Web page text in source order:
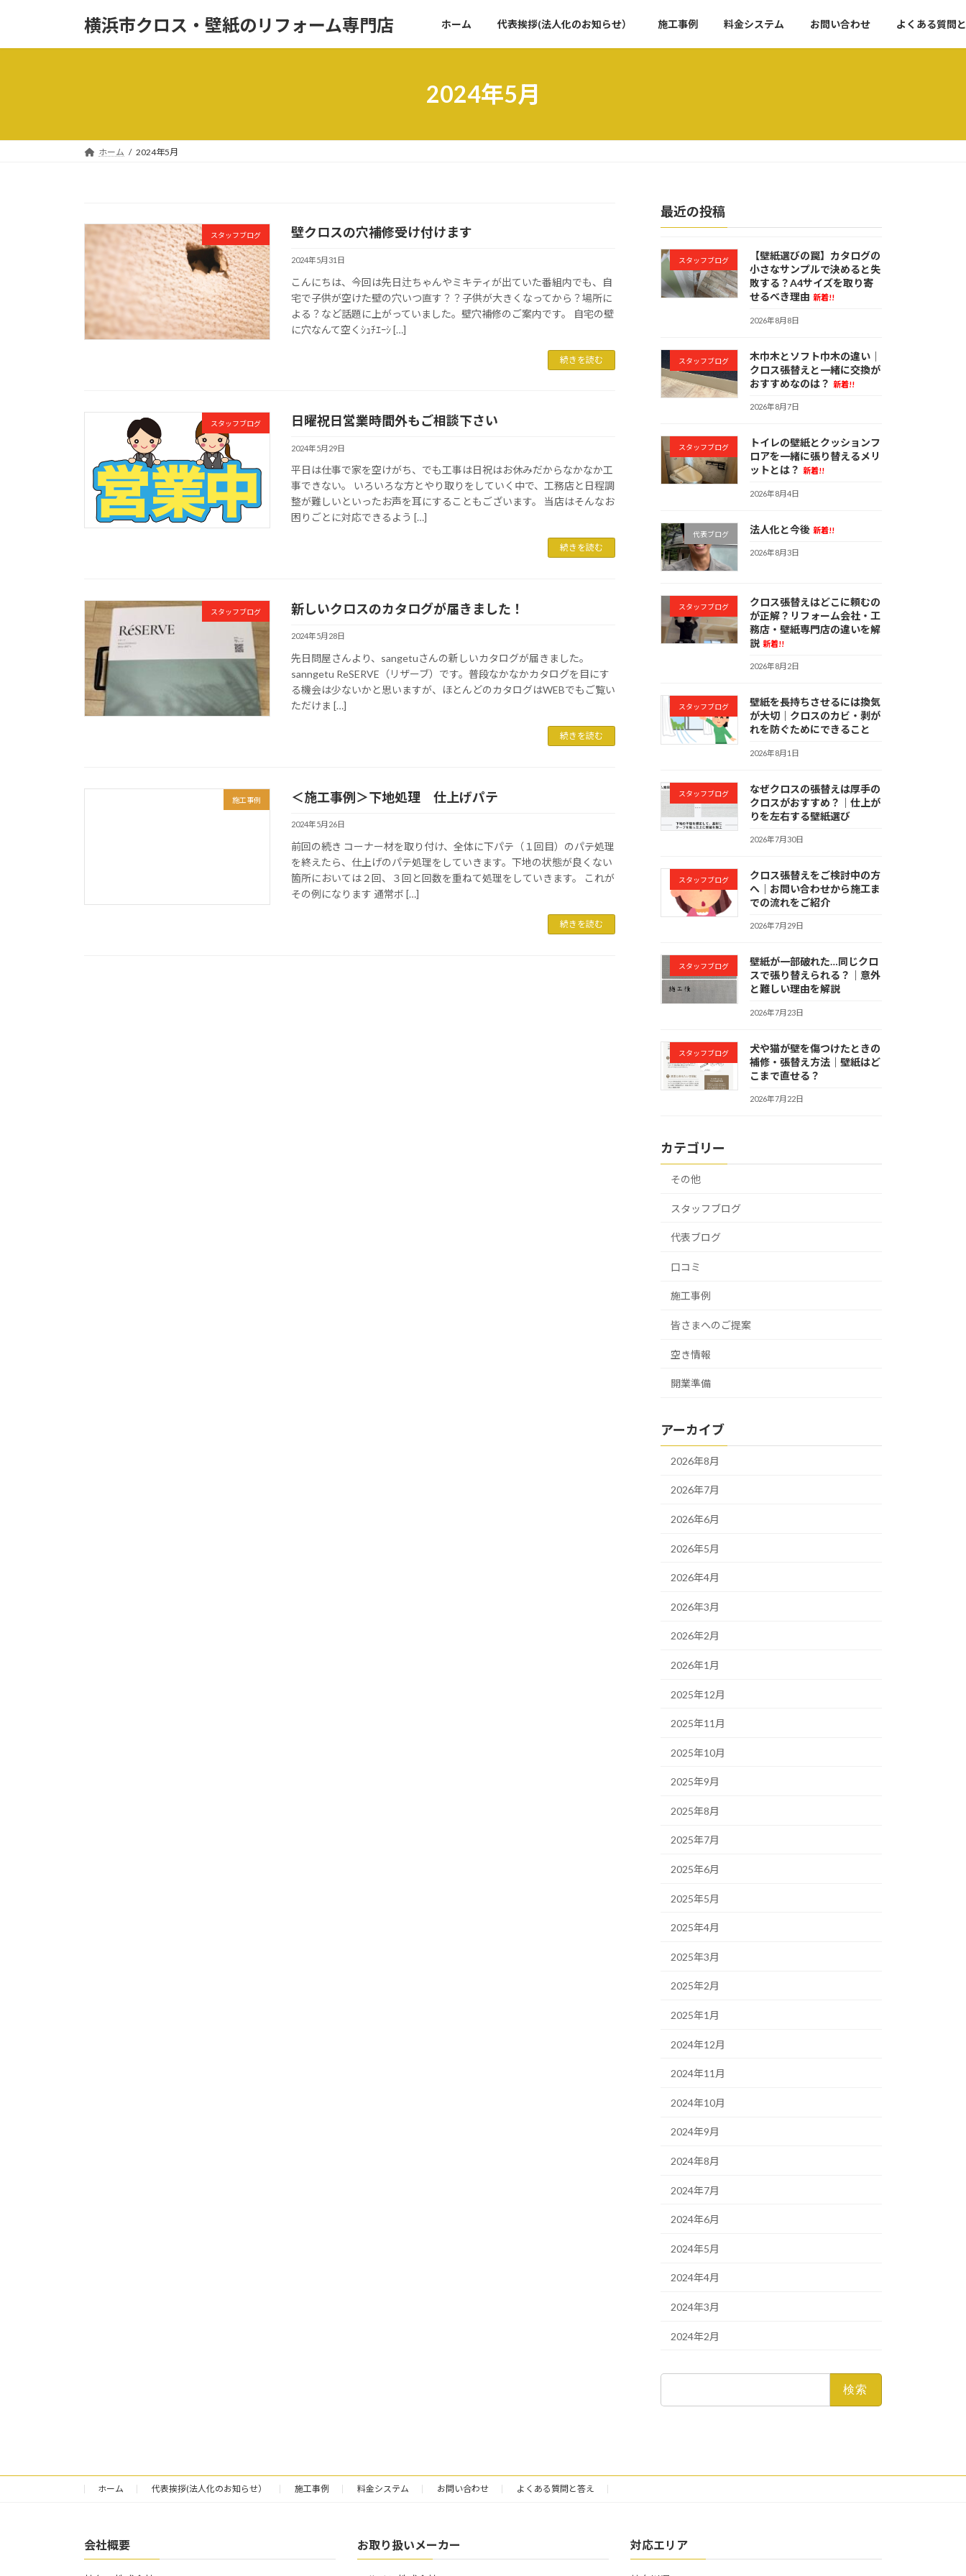
横浜市クロス・壁紙のリフォーム専門店 ホーム 代表挨拶(法人化のお知らせ） 施工事例 料金システム お問い合わせ よくある質問
2024年5月
ホーム 2024年5月
スタッフブログ 壁クロスの穴補修受け付けます
2024年5月31日
こんにちは、今回は先日辻ちゃんやミキティが出ていた番組内でも、自
宅で子供が空けた壁の穴いつ直す？？子供が大きくなってから？場所に
よる？など話題に上がっていました。壁穴補修のご案内です。 自宅の壁
に穴なんて空くｼｭﾁｴｰｼ […]
続きを読む
スタッフブログ 日曜祝日営業時間外もご相談下さい
2024年5月29日
平日は仕事で家を空けがち、でも工事は日祝はお休みだからなかなか工
事できない。 いろいろな方とやり取りをしていく中で、工務店と日程調
整が難しいといったお声を耳にすることもございます。 当店はそんなお
困りごとに対応できるよう […]
続きを読む
スタッフブログ 新しいクロスのカタログが届きました！
2024年5月28日
先日問屋さんより、sangetuさんの新しいカタログが届きました。
sanngetu ReSERVE（リザーブ）です。普段なかなかカタログを目にす
る機会は少ないかと思いますが、ほとんどのカタログはWEBでもご覧い
ただけま […]
続きを読む
施工事例 ＜施工事例＞下地処理 仕上げパテ
2024年5月26日
前回の続き コーナー材を取り付け、全体に下パテ（１回目）のパテ処理
を終えたら、仕上げのパテ処理をしていきます。下地の状態が良くない
箇所においては２回、３回と回数を重ねて処理をしていきます。 これが
その例になります 通常ボ […]
続きを読む
最近の投稿
スタッフブログ
【壁紙選びの罠】カタログの
小さなサンプルで決めると失
敗する？A4サイズを取り寄
せるべき理由 新着!!
2026年8月8日
スタッフブログ
木巾木とソフト巾木の違い｜
クロス張替えと一緒に交換が
おすすめなのは？ 新着!!
2026年8月7日
スタッフブログ
トイレの壁紙とクッションフ
ロアを一緒に張り替えるメリ
ットとは？ 新着!!
2026年8月4日
代表ブログ 法人化と今後 新着!!
2026年8月3日
スタッフブログ
クロス張替えはどこに頼むの
が正解？リフォーム会社・工
務店・壁紙専門店の違いを解
説 新着!!
2026年8月2日
スタッフブログ
壁紙を長持ちさせるには換気
が大切｜クロスのカビ・剥が
れを防ぐためにできること
2026年8月1日
スタッフブログ
なぜクロスの張替えは厚手の
クロスがおすすめ？｜仕上が
りを左右する壁紙選び
2026年7月30日
スタッフブログ
クロス張替えをご検討中の方
へ｜お問い合わせから施工ま
での流れをご紹介
2026年7月29日
スタッフブログ
壁紙が一部破れた…同じクロ
スで張り替えられる？｜意外
と難しい理由を解説
2026年7月23日
スタッフブログ
犬や猫が壁を傷つけたときの
補修・張替え方法｜壁紙はど
こまで直せる？
2026年7月22日
カテゴリー
その他
スタッフブログ
代表ブログ
口コミ
施工事例
皆さまへのご提案
空き情報
開業準備
アーカイブ
2026年8月
2026年7月
2026年6月
2026年5月
2026年4月
2026年3月
2026年2月
2026年1月
2025年12月
2025年11月
2025年10月
2025年9月
2025年8月
2025年7月
2025年6月
2025年5月
2025年4月
2025年3月
2025年2月
2025年1月
2024年12月
2024年11月
2024年10月
2024年9月
2024年8月
2024年7月
2024年6月
2024年5月
2024年4月
2024年3月
2024年2月
ホーム 代表挨拶(法人化のお知らせ） 施工事例 料金システム お問い合わせ よくある質問と答え
会社概要 お取り扱いメーカー 対応エリア